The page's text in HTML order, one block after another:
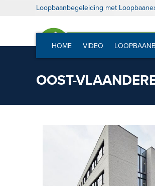
Loopbaanbegeleiding met
HOME VIDEO
OOST-